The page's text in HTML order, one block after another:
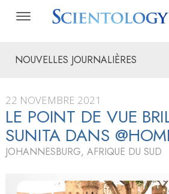
NOUVELLES JOURNALIÈRES
22 NOVEMBRE 2021
LE POINT DE VUE
SUNITA DANS
JOHANNESBURG, AFRIQUE DU SUD